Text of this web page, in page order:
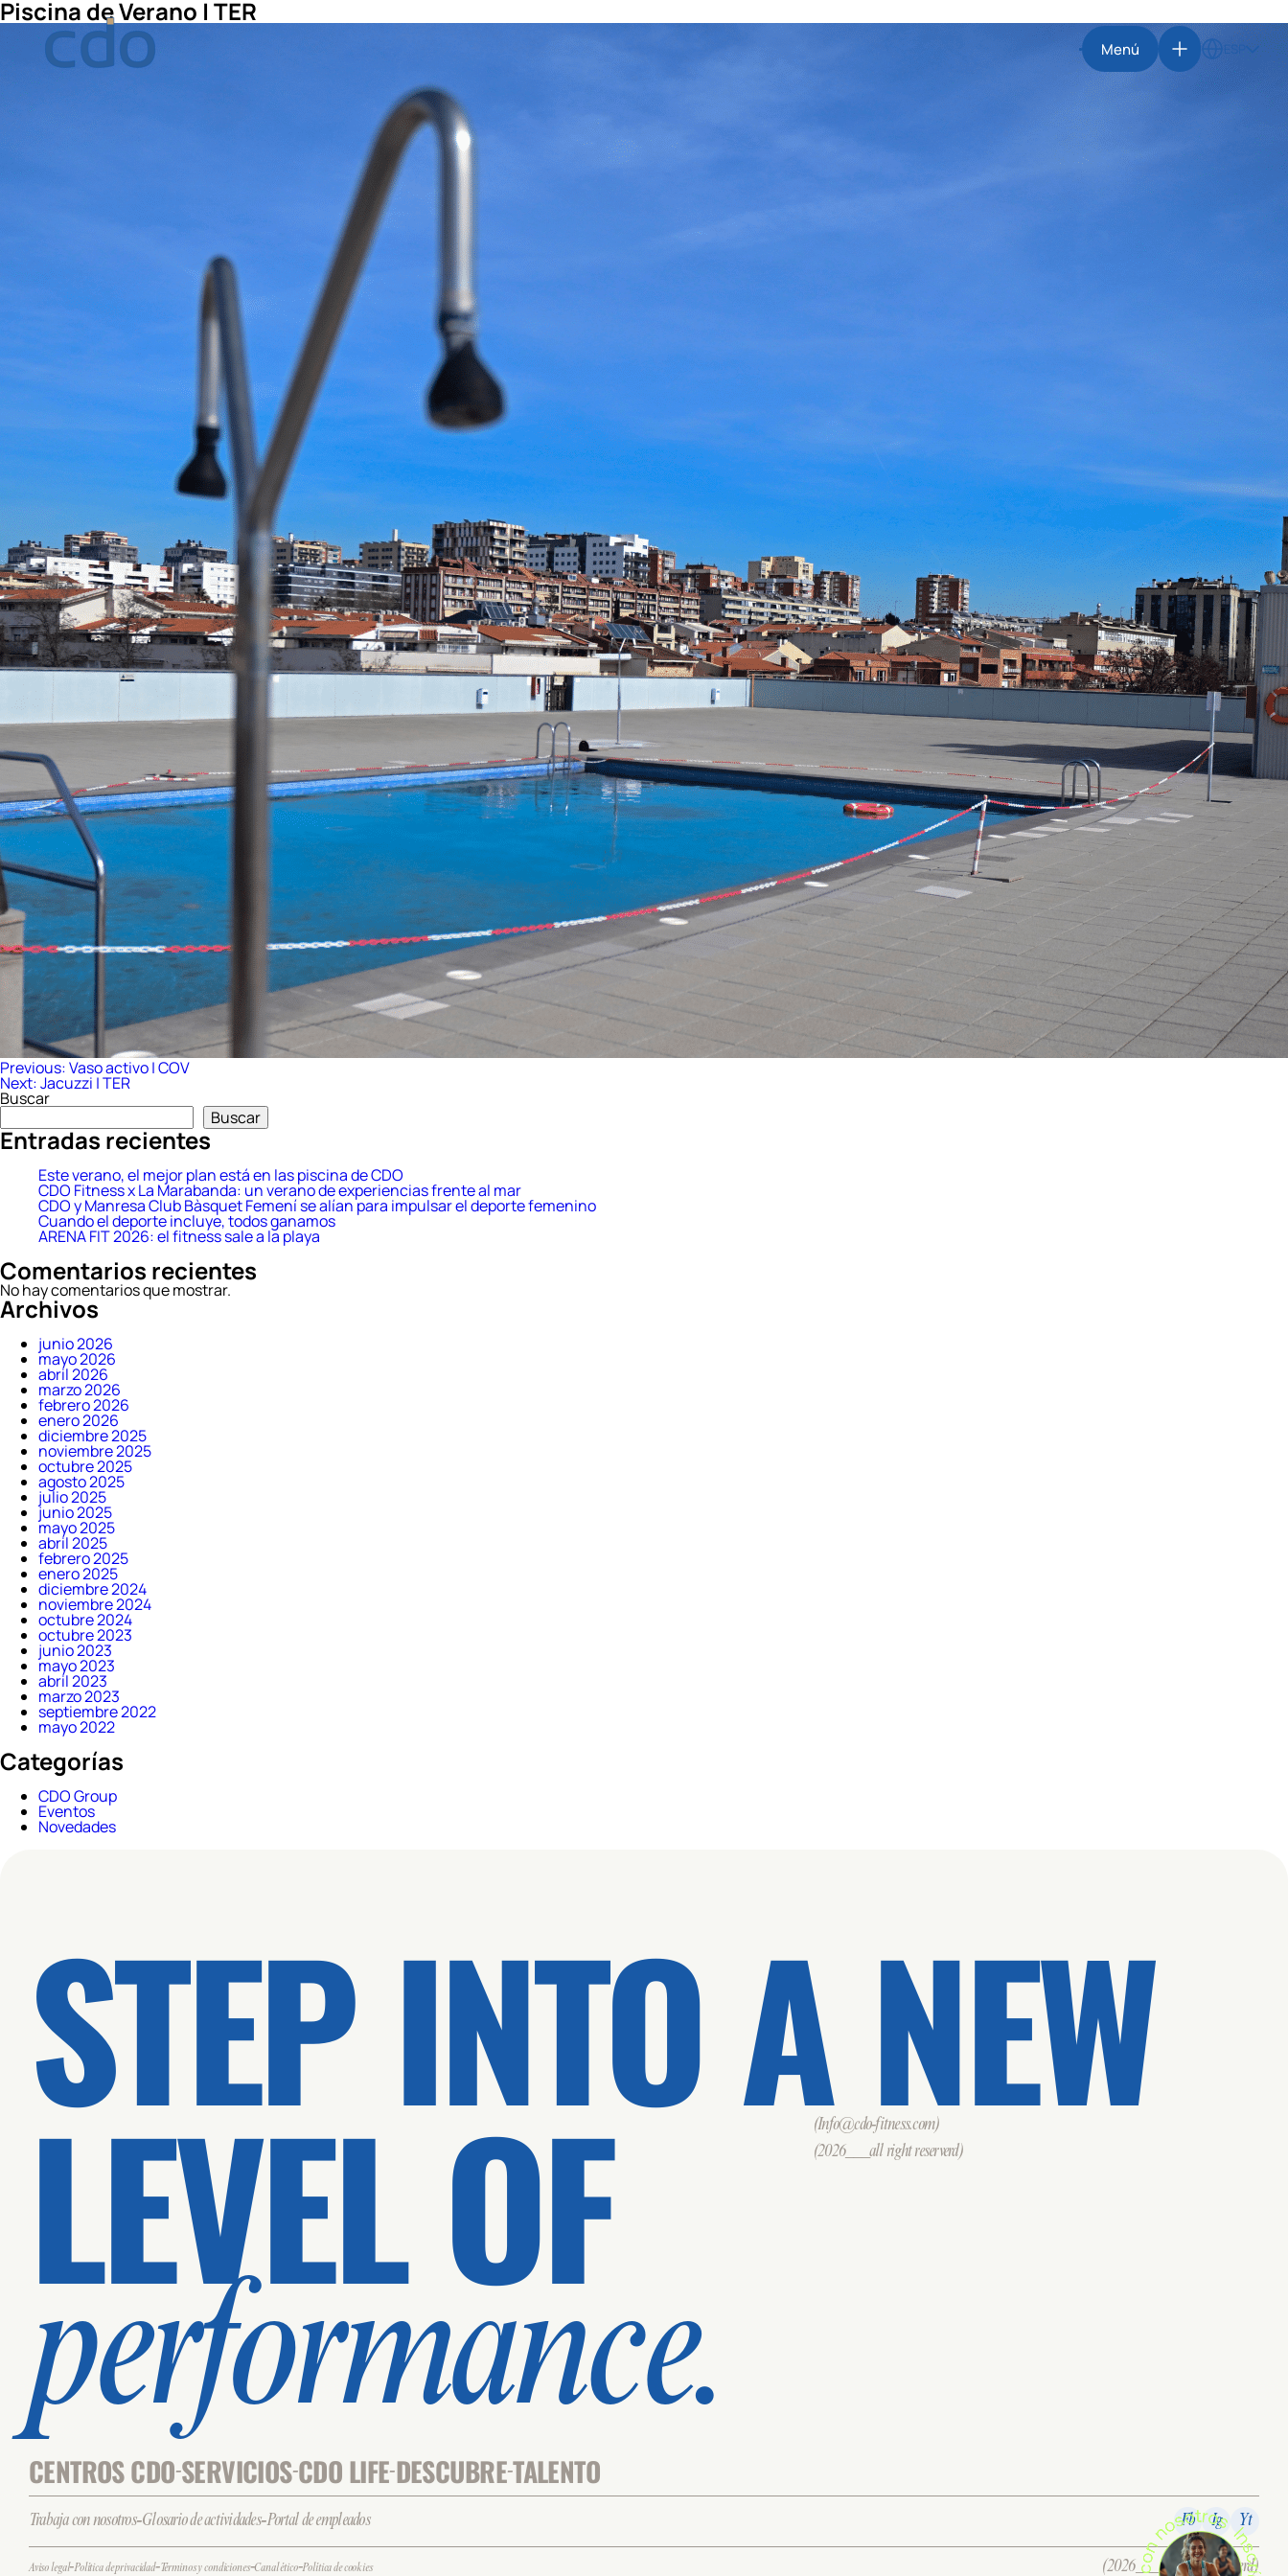
Menú ESP
Piscina de Verano | TER
Navegación
de
entradas
Previous:Vaso activo | COV
Next:Jacuzzi | TER
Buscar
Buscar
Entradas recientes
Este verano, el mejor plan está en las piscina de CDO
CDO Fitness x La Marabanda: un verano de experiencias frente al mar
CDO y Manresa Club Bàsquet Femení se alían para impulsar el deporte femenino
Cuando el deporte incluye, todos ganamos
ARENA FIT 2026: el fitness sale a la playa
Comentarios recientes
No hay comentarios que mostrar.
Archivos
junio 2026
mayo 2026
abril 2026
marzo 2026
febrero 2026
enero 2026
diciembre 2025
noviembre 2025
octubre 2025
agosto 2025
julio 2025
junio 2025
mayo 2025
abril 2025
febrero 2025
enero 2025
diciembre 2024
noviembre 2024
octubre 2024
octubre 2023
junio 2023
mayo 2023
abril 2023
marzo 2023
septiembre 2022
mayo 2022
Categorías
CDO Group
Eventos
Novedades
STEP INTO A NEW
(Info@cdo-fitness.com)
(2026___all right reserverd)
LEVEL OF
performance.
CENTROS CDO-SERVICIOS-CDO LIFE-DESCUBRE-TALENTO
Trabaja con nosotros-Glosario de actividades-Portal de empleados Fb Ig Yt
Aviso legal-Política de privacidad-Términos y condiciones-Canal ético-Política de cookies (2026___all right reserverd)